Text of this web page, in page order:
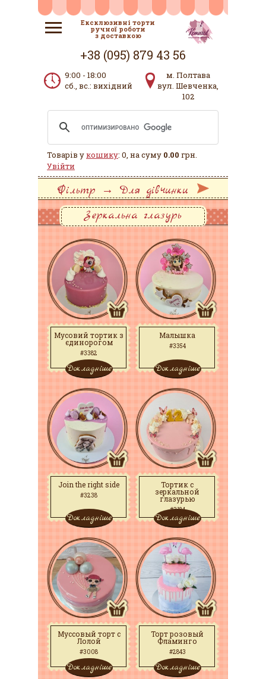
Ексклюзивні торти
ручної роботи
з доставкою
+38 (095) 879 43 56
9:00 - 18:00
сб., вс.: вихідний
м. Полтава
вул. Шевченка,
102
Товарів укошику: 0, на суму 0.00 грн.
Увійти
Фільтр → Для дівчинки
Зеркальна глазурь
Мусовий тортик з
єдинорогом
#3382
Докладніше
Малышка
#3354
Докладніше
Join the right side
#3238
Докладніше
Тортик с
зеркальной
глазурью
#3184
Докладніше
Муссовый торт с
Лолой
#3008
Докладніше
Торт розовый
Фламинго
#2843
Докладніше